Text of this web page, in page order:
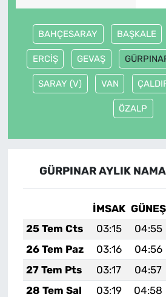
BAHÇESARAY BAŞKALE
ERCİŞ GEVAŞ
SARAY (V) VAN
ÖZALP
GÜRPINAR AYLIK
İMSAK GÜNEŞ
25 Tem Cts
03:15 04:55
26 Tem Paz
03:16 04:56
27 Tem Pts
03:17 04:57
28 Tem Sal
03:19 04:58